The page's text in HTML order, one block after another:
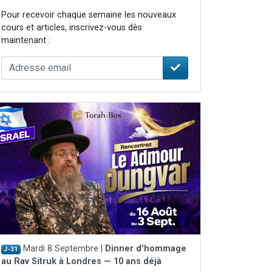
Pour recevoir chaque semaine les nouveaux
cours et articles, inscrivez-vous dès
maintenant :
J-31 Mardi 8 Septembre |
Dinner d'hommage
au Rav Sitruk à Londres — 10 ans déjà